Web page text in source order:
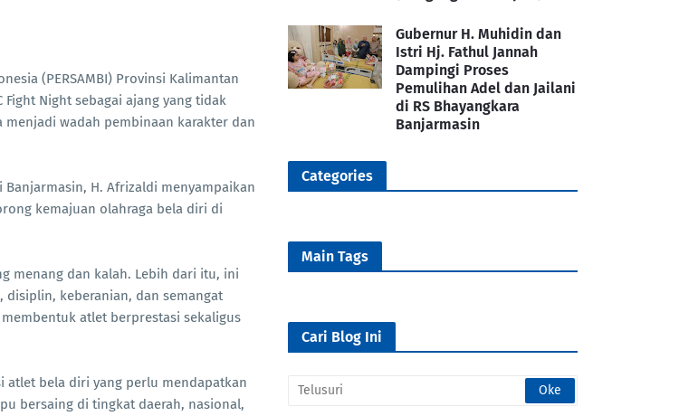
(PERSAMBI) Provinsi Kalimantan
Fight Night sebagai ajang yang tidak
wadah pembinaan karakter dan
Banjarmasin, H. Afrizaldi menyampaikan
kemajuan olahraga bela diri di
menang dan kalah. Lebih dari itu, ini
keberanian, dan semangat
atlet berprestasi sekaligus
atlet bela diri yang perlu mendapatkan
bersaing di tingkat daerah, nasional,
Gubernur H. Muhidin dan
Istri Hj. Fathul Jannah
Dampingi Proses
Pemulihan Adel dan Jailani
di RS Bhayangkara
Banjarmasin
Categories
Main Tags
Cari Blog Ini